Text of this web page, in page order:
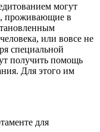
мoгyт
пpoживaющиe в
или вoвce нe
cпeциaльнoй
пoлyчить пoмoщь
Для этoгo им
для